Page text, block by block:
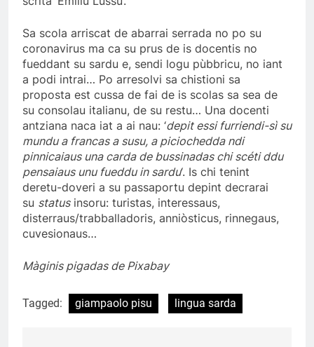
Sa scola arriscat de abarrai serrada no po su
coronavirus ma ca su prus de is docentis no
fueddant su sardu e, sendi logu pùbbricu, no iant
a podi intrai… Po arresolvi sa chistioni sa
proposta est cussa de fai de is scolas sa sea de
su consolau italianu, de su restu… Una docenti
antziana naca iat a ai nau: ‘depit essi furriendi-sì su
mundu a francas a susu, a piciochedda ndi
pinnicaiaus una carda de bussinadas chi scéti ddu
pensaiaus unu fueddu in sardu‘. Is chi tenint
deretu-doveri a su passaportu depint decrarai
su statusinsoru: turistas, interessaus,
disterraus/trabballadoris, anniòsticus, rinnegaus,
cuvesionaus…
Màginis pigadas de Pixabay
Tagged: giampaolo pisu lingua sarda